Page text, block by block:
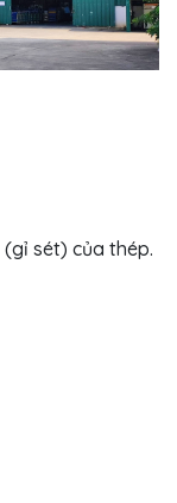
(gỉ sét) của thép.